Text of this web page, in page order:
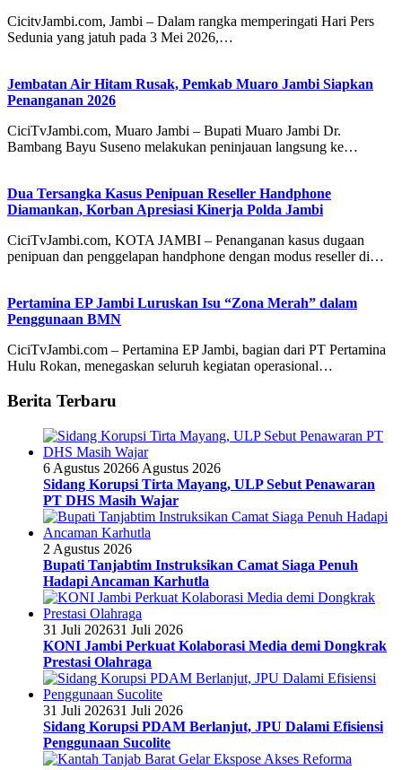
CicitvJambi.com, Jambi – Dalam rangka memperingati Hari Pers
Sedunia yang jatuh pada 3 Mei 2026,…
Jembatan Air Hitam Rusak, Pemkab Muaro Jambi Siapkan
Penanganan 2026
CiciTvJambi.com, Muaro Jambi – Bupati Muaro Jambi Dr.
Bambang Bayu Suseno melakukan peninjauan langsung ke…
Dua Tersangka Kasus Penipuan Reseller Handphone
Diamankan, Korban Apresiasi Kinerja Polda Jambi
CiciTvJambi.com, KOTA JAMBI – Penanganan kasus dugaan
penipuan dan penggelapan handphone dengan modus reseller di…
Pertamina EP Jambi Luruskan Isu “Zona Merah” dalam
Penggunaan BMN
CiciTvJambi.com – Pertamina EP Jambi, bagian dari PT Pertamina
Hulu Rokan, menegaskan seluruh kegiatan operasional…
Berita Terbaru
6 Agustus 20266 Agustus 2026
Sidang Korupsi Tirta Mayang, ULP Sebut Penawaran
PT DHS Masih Wajar
2 Agustus 2026
Bupati Tanjabtim Instruksikan Camat Siaga Penuh
Hadapi Ancaman Karhutla
31 Juli 202631 Juli 2026
KONI Jambi Perkuat Kolaborasi Media demi Dongkrak
Prestasi Olahraga
31 Juli 202631 Juli 2026
Sidang Korupsi PDAM Berlanjut, JPU Dalami Efisiensi
Penggunaan Sucolite